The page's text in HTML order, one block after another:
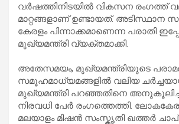
വർഷത്തിനിടയിൽ വികസന രംഗത്ത്
മാറ്റങ്ങളാണ് ഉണ്ടായത്. അടിസ്ഥാന
കേരളം പിന്നാക്കമാണെന്ന പരാതി
മുഖ്യമന്ത്രി വ്യക്തമാക്കി.
അതേസമയം, മുഖ്യമന്ത്രിയുടെ
സമൂഹമാധ്യമങ്ങളിൽ വലിയ
മുഖ്യമന്ത്രി പറഞ്ഞതിനെ
നിരവധി പേർ രംഗത്തെത്തി.
മലയാളം മിഷൻ സംസ്കൃതി ഖത്തർ